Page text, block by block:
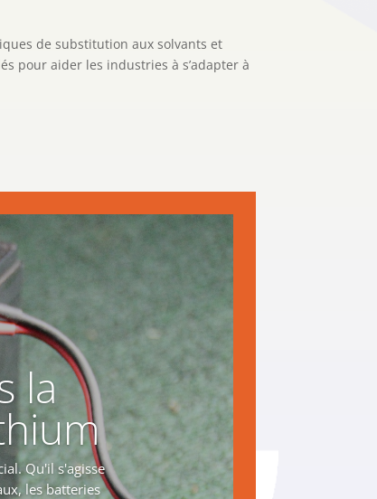
de substitution aux solvants et
pour aider les industries à s’adapter à
la
Qu'il s'agisse
les batteries